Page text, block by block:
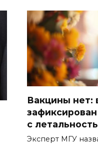
Вакцины нет:
с
Эксперт МГУ